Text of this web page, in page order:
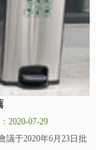
2020-07-29
于2020年6月23日批